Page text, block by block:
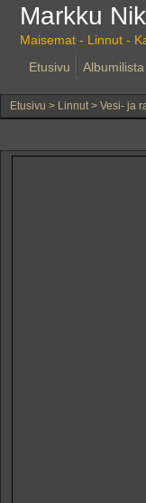
Markku
Maisemat - Linnut -
Etusivu
Albumilista
Etusivu > Linnut> Vesi- ja